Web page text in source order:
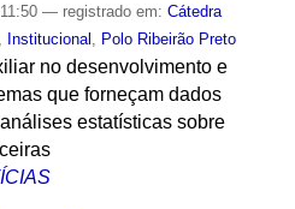
— registrado em: Cátedra
Institucional , Polo Ribeirão Preto
no desenvolvimento e
que forneçam dados
estatísticas sobre